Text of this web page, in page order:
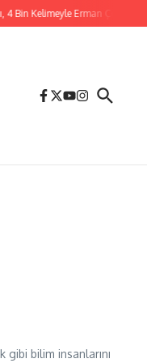
4 Bin Kelimeyle Erman Çetin
gibi bilim insanlarını